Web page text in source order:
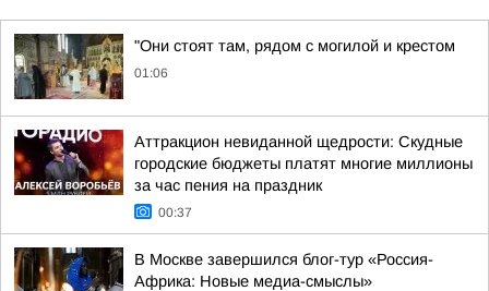
"Они стоят там, рядом с могилой и крестом
01:06
Аттракцион невиданной щедрости: Скудные
городские бюджеты платят многие миллионы
за час пения на праздник
00:37
В Москве завершился блог-тур «Россия-
Африка: Новые медиа-смыслы»